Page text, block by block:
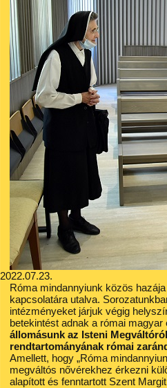
2022.07.23.
Róma mindannyiunk közös
kapcsolatára utalva.
intézményeket járjuk végig
betekintést adnak a római
állomásunk az Isteni
rendtartományának római
Amellett, hogy „Róma
megváltós nővérekhez érkezni
alapított és fenntartott Szent